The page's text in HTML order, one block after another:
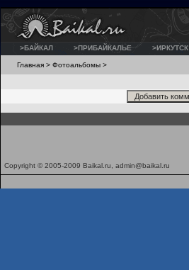
>БАЙКАЛ >ПРИБАЙКАЛЬЕ >ИРКУТСК
Главная > Фотоальбомы >
Copyright © 2005-2009 Baikal.ru, admin@baikal.ru